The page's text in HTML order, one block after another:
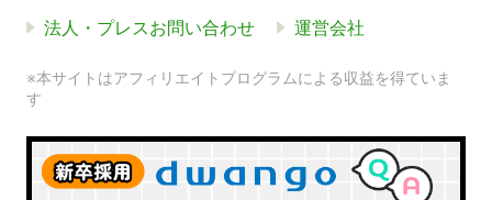
法人・プレスお問い合わせ 運営会社
※本サイトはアフィリエイトプログラムによる収益を得ていま
す